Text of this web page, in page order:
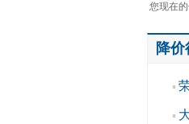
您现在的
降价
▪
▪